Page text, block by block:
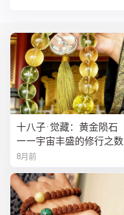
十八子·觉藏：黄金陨石
——宇宙丰盛的修行之数
8月前